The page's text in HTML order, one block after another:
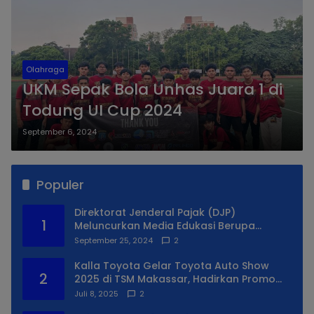
Olahraga
UKM Sepak Bola Unhas Juara 1 di
Todung UI Cup 2024
September 6, 2024
Populer
1
Direktorat Jenderal Pajak (DJP)
Meluncurkan Media Edukasi Berupa
Simulator Coretax
September 25, 2024 2
2
Kalla Toyota Gelar Toyota Auto Show
2025 di TSM Makassar, Hadirkan Promo
Spesial
Juli 8, 2025 2